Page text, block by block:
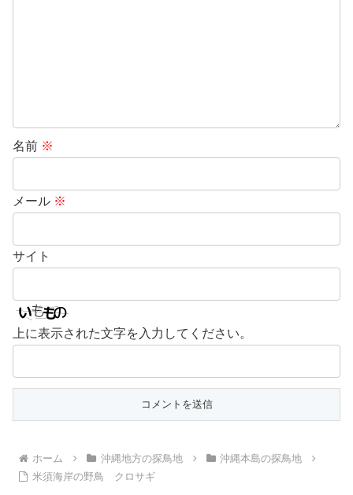
名前 ※
メール ※
サイト
上に表示された文字を入力してください。
ホーム 沖縄地方の探鳥地
沖縄本島の探鳥地
米須海岸の野鳥 クロサギ